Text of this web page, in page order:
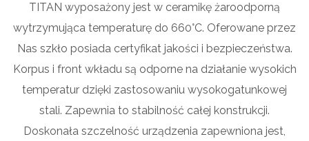
TITAN wyposażony jest w ceramikę żaroodporną
wytrzymująca temperaturę do 660°C. Oferowane przez
Nas szkło posiada certyfikat jakości i bezpieczeństwa.
Korpus i front wkładu są odporne na działanie wysokich
temperatur dzięki zastosowaniu wysokogatunkowej
stali. Zapewnia to stabilność całej konstrukcji.
Doskonała szczelność urządzenia zapewniona jest,